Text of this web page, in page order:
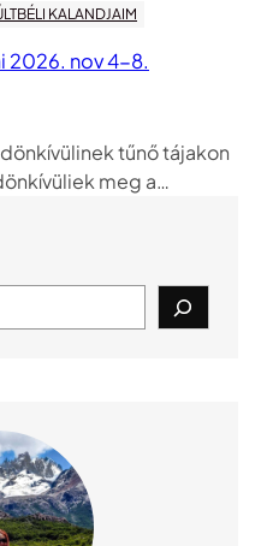
KALANDJAIM
2026. nov 4-8.
tűnő tájakon
meg a…